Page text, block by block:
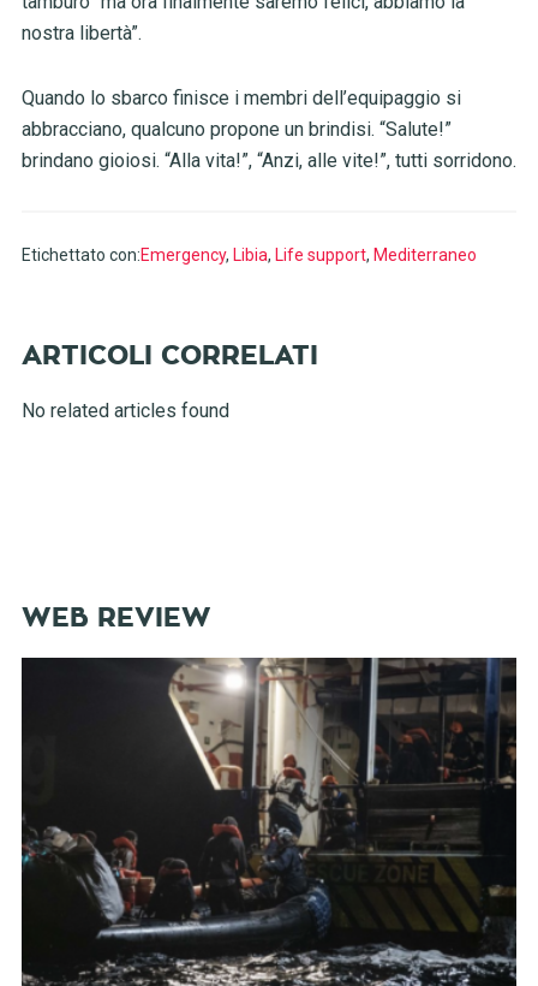
nostra libertà”.
Quando lo sbarco finisce i membri dell’equipaggio si
abbracciano, qualcuno propone un brindisi. “Salute!”
brindano gioiosi. “Alla vita!”, “Anzi, alle vite!”, tutti sorridono.
Etichettato con:Emergency, Libia, Life support, Mediterraneo
No related articles found
WEB REVIEW